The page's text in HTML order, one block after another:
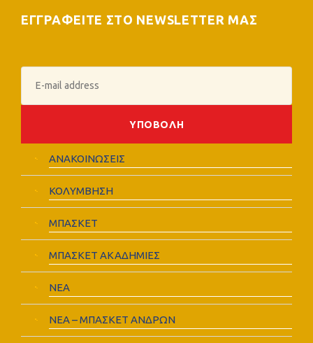
ΕΓΓΡΑΦΕΙΤΕ ΣΤΟ NEWSLETTER ΜΑΣ
ΑΝΑΚΟΙΝΩΣΕΙΣ
ΚΟΛΥΜΒΗΣΗ
ΜΠΑΣΚΕΤ
ΜΠΑΣΚΕΤ ΑΚΑΔΗΜΙΕΣ
ΝΕΑ
ΝΕΑ – ΜΠΑΣΚΕΤ ΑΝΔΡΩΝ